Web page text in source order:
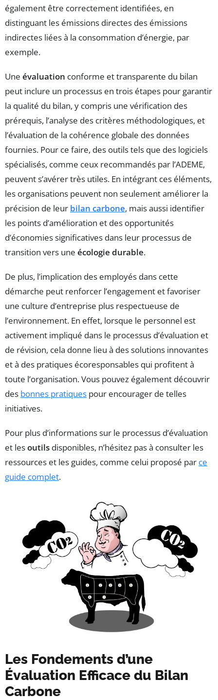
également être correctement identifiées, en
distinguant les émissions directes des émissions
indirectes liées à la consommation d’énergie, par
exemple.
Une évaluation conforme et transparente du bilan
peut inclure un processus en trois étapes pour garantir
la qualité du bilan, y compris une vérification des
prérequis, l’analyse des critères méthodologiques, et
l’évaluation de la cohérence globale des données
fournies. Pour ce faire, des outils tels que des logiciels
spécialisés, comme ceux recommandés par l’ADEME,
peuvent s’avérer très utiles. En intégrant ces éléments,
les organisations peuvent non seulement améliorer la
précision de leur bilan carbone, mais aussi identifier
les points d’amélioration et des opportunités
d’économies significatives dans leur processus de
transition vers une écologie durable.
De plus, l’implication des employés dans cette
démarche peut renforcer l’engagement et favoriser
une culture d’entreprise plus respectueuse de
l’environnement. En effet, lorsque le personnel est
activement impliqué dans le processus d’évaluation et
de révision, cela donne lieu à des solutions innovantes
et à des pratiques écoresponsables qui profitent à
toute l’organisation. Vous pouvez également découvrir
des bonnes pratiques pour encourager de telles
initiatives.
Pour plus d’informations sur le processus d’évaluation
et lesoutils disponibles, n’hésitez pas à consulter les
ressources et les guides, comme celui proposé par ce
guide complet.
Les Fondements d’une
Évaluation Efficace du Bilan
Carbone